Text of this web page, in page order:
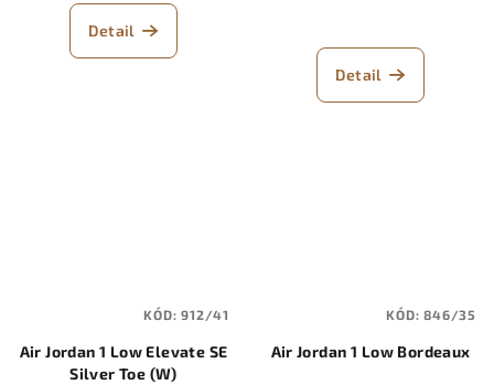
Detail
Detail
Air Jordan 1 Low Elevate SE
Silver Toe (W)
KÓD:912/41
Air Jordan 1 Low Bordeaux
KÓD:846/35